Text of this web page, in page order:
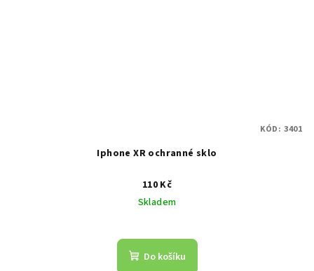
Iphone XR ochranné sklo
110 Kč
Skladem
Do košíku
KÓD: 3401